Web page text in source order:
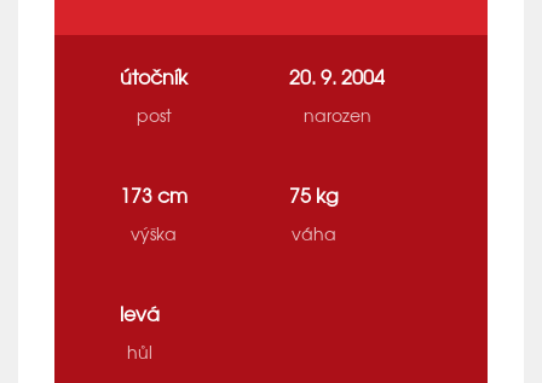
útočník
post
20. 9. 2004
narozen
173 cm
výška
75 kg
váha
levá
hůl